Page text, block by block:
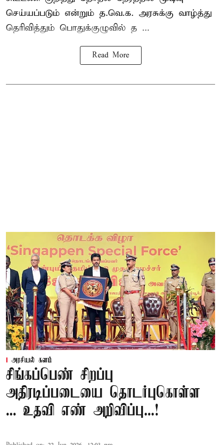
செய்யப்படும் என்றும் த.வெ.க. அரசுக்கு வாழ்த்து
தெரிவித்தும் பொதுக்குழுவில் த ...
Read More
அரசியல் களம்
சிங்கப்பெண் சிறப்பு
அதிரடிப்படையை தொடர்புகொள்ள
... உதவி எண் அறிவிப்பு...!